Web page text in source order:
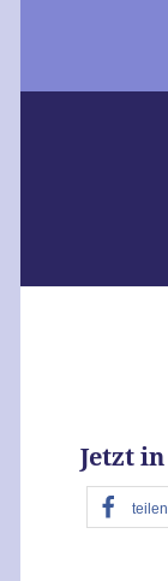
Jetzt
teilen